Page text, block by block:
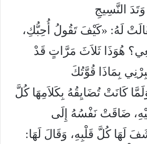
النَّسِيجِ
15فَقَالَتْ لَهُ: «كَيْفَ تَقُولُ أُحِبُّكِ،
هُوَذَا ثَلاَثَ مَرَّاتٍ قَدْ
بِمَاذَا قُوَّتُكَ
16وَلَمَّا كَانَتْ تُضَايِقُهُ بِكَلاَمِهَا كُلَّ
ضَاقَتْ نَفْسُهُ إِلَى
17فَكَشَفَ لَهَا كُلَّ قَلْبِهِ، وَقَالَ لَهَا: